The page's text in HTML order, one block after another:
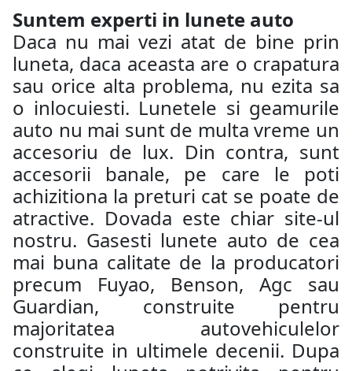
Suntem experti in lunete auto
Daca nu mai vezi atat de bine prin
luneta, daca aceasta are o crapatura
sau orice alta problema, nu ezita sa
o inlocuiesti. Lunetele si geamurile
auto nu mai sunt de multa vreme un
accesoriu de lux. Din contra, sunt
accesorii banale, pe care le poti
achizitiona la preturi cat se poate de
atractive. Dovada este chiar site-ul
nostru. Gasesti lunete auto de cea
mai buna calitate de la producatori
precum Fuyao, Benson, Agc sau
Guardian, construite pentru
majoritatea autovehiculelor
construite in ultimele decenii. Dupa